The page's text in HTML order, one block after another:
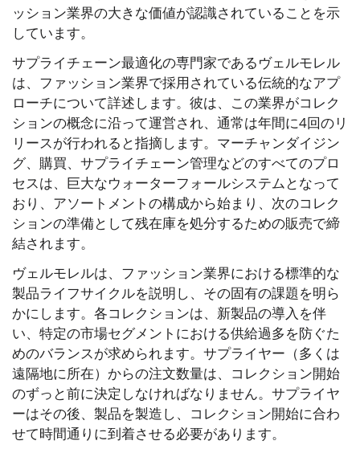
ッション業界の大きな価値が認識されていることを示
しています。
サプライチェーン最適化の専門家であるヴェルモレル
は、ファッション業界で採用されている伝統的なアプ
ローチについて詳述します。彼は、この業界がコレク
ションの概念に沿って運営され、通常は年間に4回のリ
リースが行われると指摘します。マーチャンダイジン
グ、購買、サプライチェーン管理などのすべてのプロ
セスは、巨大なウォーターフォールシステムとなって
おり、アソートメントの構成から始まり、次のコレク
ションの準備として残在庫を処分するための販売で締
結されます。
ヴェルモレルは、ファッション業界における標準的な
製品ライフサイクルを説明し、その固有の課題を明ら
かにします。各コレクションは、新製品の導入を伴
い、特定の市場セグメントにおける供給過多を防ぐた
めのバランスが求められます。サプライヤー（多くは
遠隔地に所在）からの注文数量は、コレクション開始
のずっと前に決定しなければなりません。サプライヤ
ーはその後、製品を製造し、コレクション開始に合わ
せて時間通りに到着させる必要があります。